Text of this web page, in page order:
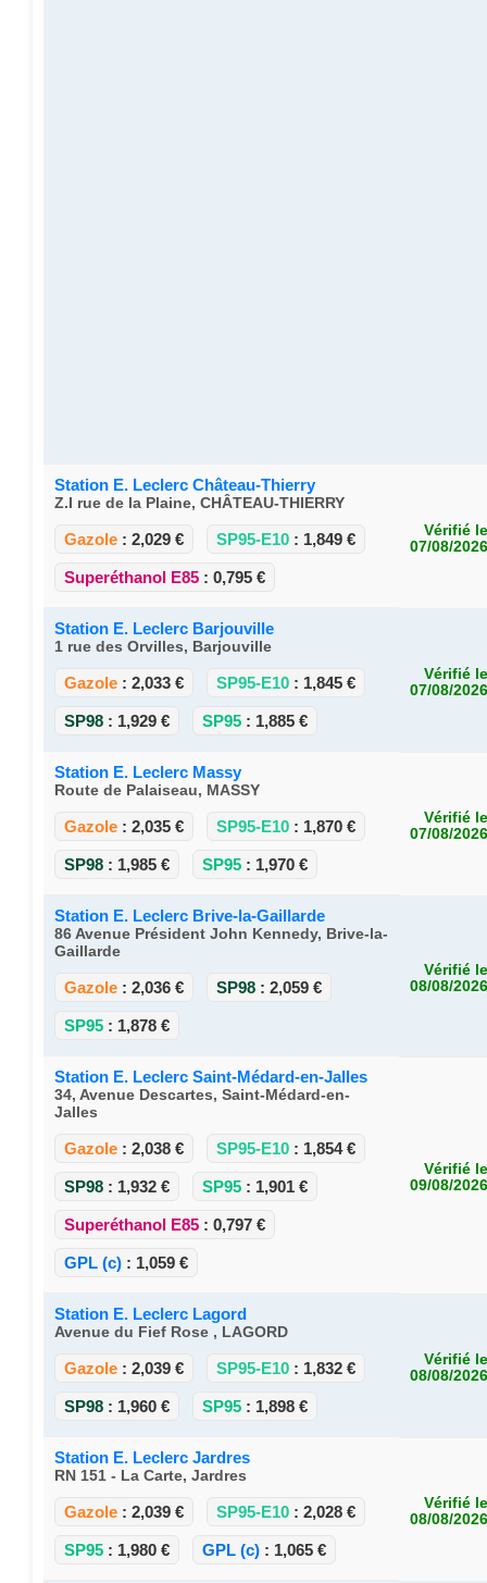
Station E. Leclerc Château-Thierry
Z.I rue de la Plaine, CHÂTEAU-THIERRY
Gazole : 2,029 € SP95-E10 : 1,849 €
Superéthanol E85 : 0,795 €
Vérifié le
07/08/2026
Station E. Leclerc Barjouville
1 rue des Orvilles, Barjouville
Gazole : 2,033 € SP95-E10 : 1,845 €
SP98 : 1,929 € SP95 : 1,885 €
Vérifié le
07/08/2026
Station E. Leclerc Massy
Route de Palaiseau, MASSY
Gazole : 2,035 € SP95-E10 : 1,870 €
SP98 : 1,985 € SP95 : 1,970 €
Vérifié le
07/08/2026
Station E. Leclerc Brive-la-Gaillarde
86 Avenue Président John Kennedy, Brive-la-
Gaillarde
Gazole : 2,036 € SP98 : 2,059 €
SP95 : 1,878 €
Vérifié le
08/08/2026
Station E. Leclerc Saint-Médard-en-Jalles
34, Avenue Descartes, Saint-Médard-en-
Jalles
Gazole : 2,038 € SP95-E10 : 1,854 €
SP98 : 1,932 € SP95 : 1,901 €
Superéthanol E85 : 0,797 €
GPL (c) : 1,059 €
Vérifié le
09/08/2026
Station E. Leclerc Lagord
Avenue du Fief Rose , LAGORD
Gazole : 2,039 € SP95-E10 : 1,832 €
SP98 : 1,960 € SP95 : 1,898 €
Vérifié le
08/08/2026
Station E. Leclerc Jardres
RN 151 - La Carte, Jardres
Gazole : 2,039 € SP95-E10 : 2,028 €
SP95 : 1,980 € GPL (c) : 1,065 €
Vérifié le
08/08/2026